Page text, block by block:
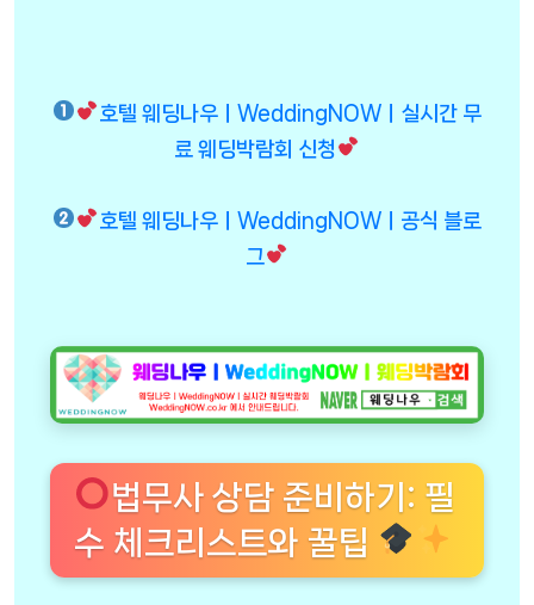
호텔 웨딩나우ㅣWeddingNOWㅣ실시간 무
료 웨딩박람회 신청
호텔 웨딩나우ㅣWeddingNOWㅣ공식 블로
그
법무사 상담 준비하기: 필
수 체크리스트와 꿀팁